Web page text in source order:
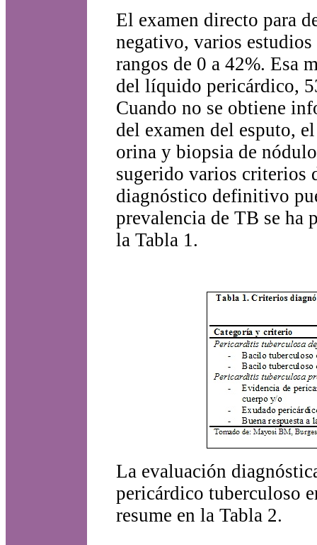
El examen directo para
negativo, varios
rangos de 0 a 42%. Esa
del líquido pericárdico,
Cuando no se obtiene
del examen del esputo,
orina y biopsia de
sugerido varios criterios
diagnóstico definitivo
prevalencia de TB se ha
la Tabla 1.
La evaluación
pericárdico tuberculoso
resume en la Tabla 2.